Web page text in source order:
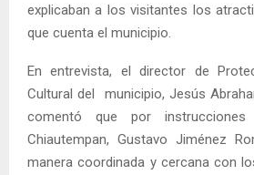
explicaban a los visitantes los
que cuenta el municipio.
En entrevista, el director de
Cultural del municipio, Jesús
comentó que por
Chiautempan, Gustavo Jiménez
manera coordinada y cercana con